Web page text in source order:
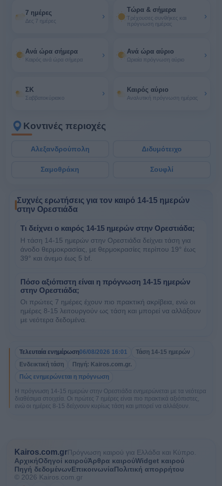
7 ημέρες
Δες 7 ημέρες ›
Τώρα & σήμερα
Τρέχουσες συνθήκες και
πρόγνωση ημέρας
›
Ανά ώρα σήμερα
Καιρός ανά ώρα σήμερα › Ανά ώρα αύριο
Ωριαία πρόγνωση αύριο ›
ΣΚ
Σαββατοκύριακο › Καιρός αύριο
Αναλυτική πρόγνωση ημέρας ›
Κοντινές περιοχές
Αλεξανδρούπολη Διδυμότειχο
Σαμοθράκη Σουφλί
Συχνές ερωτήσεις για τον καιρό 14-15 ημερών
στην Ορεστιάδα
Τι δείχνει ο καιρός 14-15 ημερών στην Ορεστιάδα;
Η τάση 14-15 ημερών στην Ορεστιάδα δείχνει τάση για
άνοδο θερμοκρασίας, με θερμοκρασίες περίπου 19° έως
39° και άνεμο έως 5 bf.
Πόσο αξιόπιστη είναι η πρόγνωση 14-15 ημερών
στην Ορεστιάδα;
Οι πρώτες 7 ημέρες έχουν πιο πρακτική ακρίβεια, ενώ οι
ημέρες 8-15 λειτουργούν ως τάση και μπορεί να αλλάξουν
με νεότερα δεδομένα.
Τελευταία ενημέρωση06/08/2026 16:01 Τάση 14-15 ημερών
Ενδεικτική τάση Πηγή: Kairos.com.gr.
Πώς ενημερώνεται η πρόγνωση
Η πρόγνωση 14-15 ημερών στην Ορεστιάδα ενημερώνεται με τα νεότερα
διαθέσιμα στοιχεία. Οι πρώτες 7 ημέρες είναι πιο πρακτικά αξιόπιστες,
ενώ οι ημέρες 8-15 δείχνουν κυρίως τάση και μπορεί να αλλάξουν.
Kairos.com.grΠρόγνωση καιρού για Ελλάδα και Κύπρο.
ΑρχικήΟδηγοί καιρούΆρθρα καιρούWidget καιρού
Πηγή δεδομένωνΕπικοινωνίαΠολιτική απορρήτου
© 2026 Kairos.com.gr